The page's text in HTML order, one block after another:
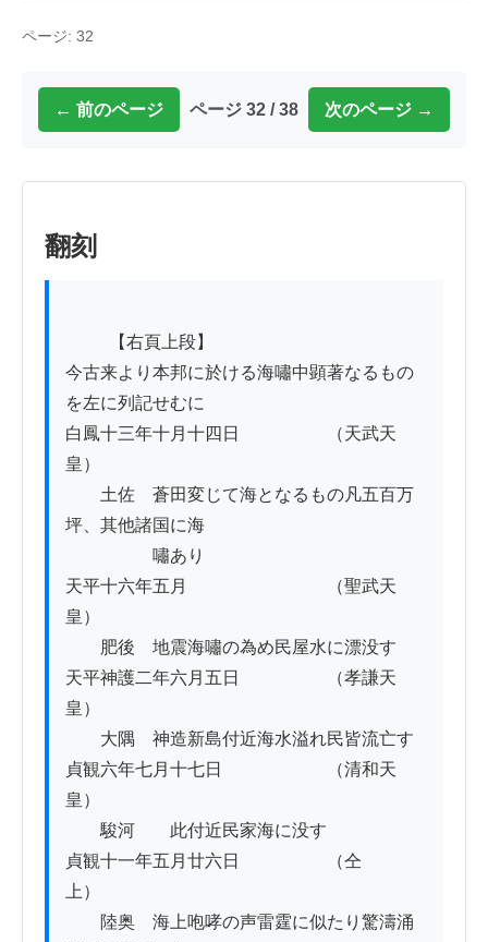
ページ: 32
← 前のページ ページ 32 / 38 次のページ →
翻刻
今古来より本邦に於ける海嘯中顕著なるもの
を左に列記せむに
白鳳十三年十月十四日　　　　　（天武天
皇）
土佐　蒼田変じて海となるもの凡五百万
坪、其他諸国に海
嘯あり
天平十六年五月　　　　　　　　（聖武天
皇）
肥後　地震海嘯の為め民屋水に漂没す
天平神護二年六月五日　　　　　（孝謙天
皇）
大隅　神造新島付近海水溢れ民皆流亡す
貞観六年七月十七日　　　　　　（清和天
皇）
駿河　　此付近民家海に没す
貞観十一年五月廿六日　　　　　（仝
上）
陸奥　海上咆哮の声雷霆に似たり驚濤涌